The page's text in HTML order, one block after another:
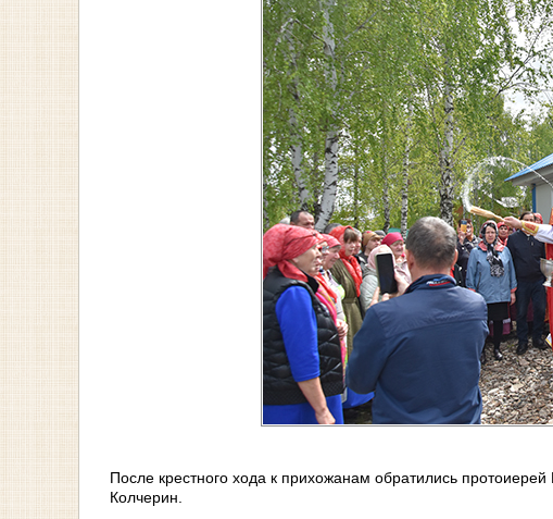
После крестного хода к прихожанам обратились
Колчерин.